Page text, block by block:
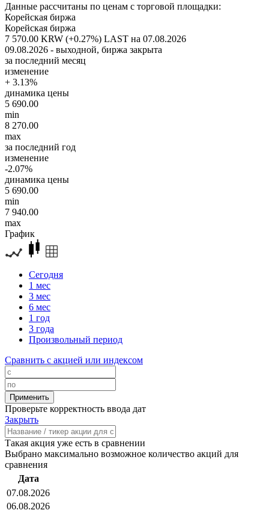
Данные рассчитаны по ценам с торговой площадки:
Корейская биржа
Корейская биржа
7 570.00 KRW (+0.27%) LAST на 07.08.2026
09.08.2026 - выходной, биржа закрыта
за последний месяц
изменение
+ 3.13%
динамика цены
5 690.00
min
8 270.00
max
за последний год
изменение
-2.07%
динамика цены
5 690.00
min
7 940.00
max
График
Сегодня
1 мес
3 мес
6 мес
1 год
3 года
Произвольный период
Сравнить с акцией или индексом
Проверьте корректность ввода дат
Закрыть
Такая акция уже есть в сравнении
Выбрано максимально возможное количество акций для
сравнения
Дата
07.08.2026
06.08.2026